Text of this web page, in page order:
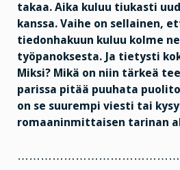
takaa. Aika kuluu tiukasti
kanssa. Vaihe on sellainen,
tiedonhakuun kuluu kolme
työpanoksesta. Ja tietysti
Miksi? Mikä on niin tärkeä
parissa pitää puuhata
on se suurempi viesti tai
romaaninmittaisen tarinan